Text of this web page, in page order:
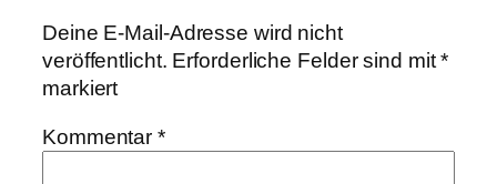
Deine E-Mail-Adresse wird nicht
veröffentlicht. Erforderliche Felder sind mit*
markiert
Kommentar*